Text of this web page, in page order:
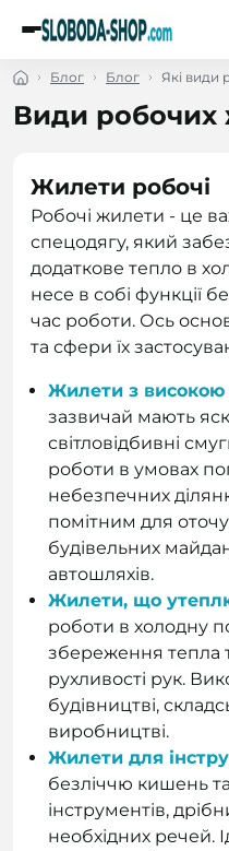
Блог Блог Які види
Види робочих
Жилети робочі
Робочі жилети - це
спецодягу, який
додаткове тепло в
несе в собі функції
час роботи. Ось
та сфери їх
Жилети з високою
зазвичай мають
світловідбивні
роботи в умовах
небезпечних
помітним для
будівельних
автошляхів.
Жилети, що
роботи в холодну
збереження тепла
рухливості рук.
будівництві,
виробництві.
Жилети для
безліччю кишень
інструментів,
необхідних речей.